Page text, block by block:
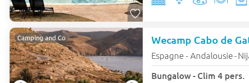
Camping and Co Wecamp Cabo de
Espagne - Andalousie-
Bungalow - Clim 4 pers.